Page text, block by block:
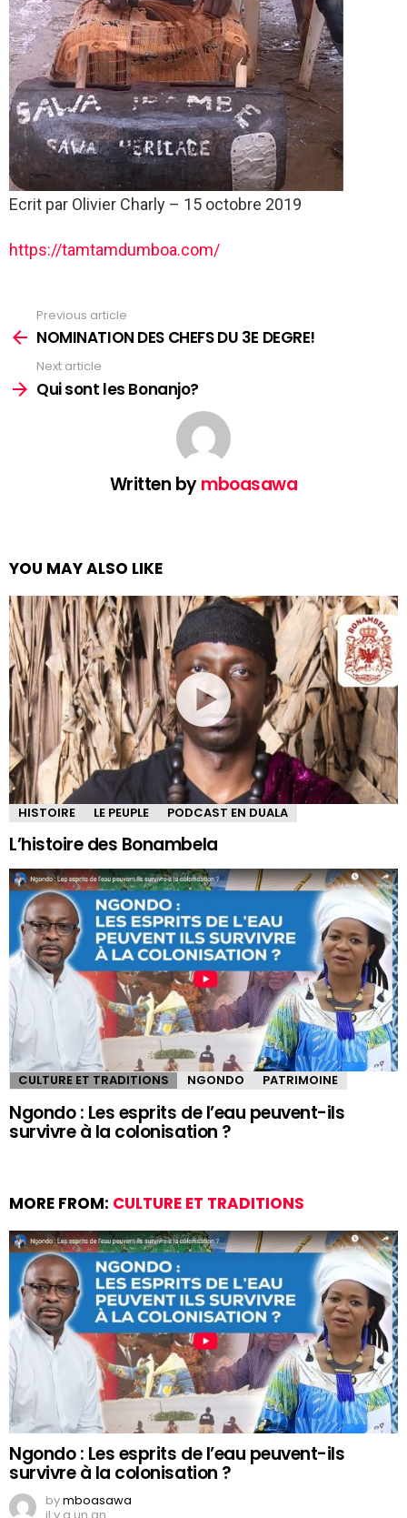
Ecrit par Olivier Charly – 15 octobre 2019
https://tamtamdumboa.com/
more
Previous article
NOMINATION DES CHEFS DU 3E DEGRE!
Next article
Qui sont les Bonanjo?
Written bymboasawa
YOU MAY ALSO LIKE
HISTOIRE LE PEUPLE PODCAST EN DUALA
L’histoire des Bonambela
CULTURE ET TRADITIONS NGONDO PATRIMOINE
Ngondo : Les esprits de l’eau peuvent-ils
survivre à la colonisation ?
MORE FROM: CULTURE ET TRADITIONS
Ngondo : Les esprits de l’eau peuvent-ils
survivre à la colonisation ?
bymboasawa